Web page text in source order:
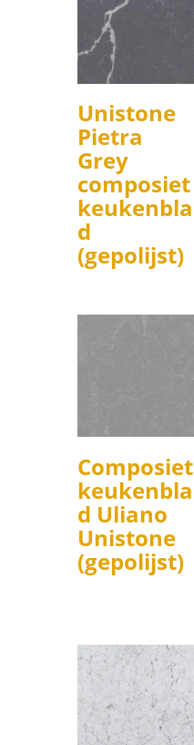
Unistone
Pietra
Grey
composiet
keukenbla
d
(gepolijst)
Composiet
keukenbla
d Uliano
Unistone
(gepolijst)